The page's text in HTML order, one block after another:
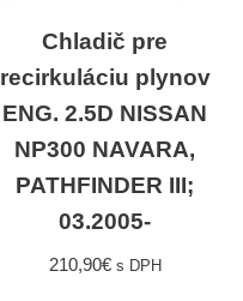
Chladič pre
recirkuláciu plynov
ENG. 2.5D NISSAN
NP300 NAVARA,
PATHFINDER III;
03.2005-
210,90€ s DPH